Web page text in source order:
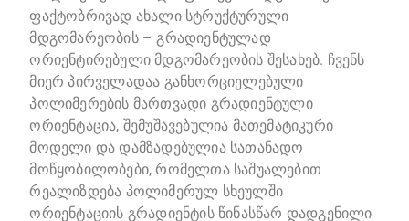
ფაქტობრივად ახალი სტრუქტურული
მდგომარეობის – გრადიენტულად
ორიენტირებული მდგომარეობის შესახებ. ჩვენს
მიერ პირველადაა განხორციელებული
პოლიმერების მართვადი გრადიენტული
ორიენტაცია, შემუშავებულია მათემატიკური
მოდელი და დამზადებულია სათანადო
მოწყობილობები, რომელთა საშუალებით
რეალიზდება პოლიმერულ სხეულში
ორიენტაციის გრადიენტის წინასწარ დადგენილი